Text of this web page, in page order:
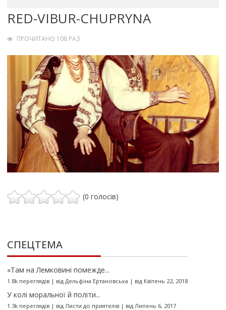
RED-VIBUR-CHUPRYNA
ПРОЧИТАНО 108 РАЗ
(0 голосів)
СПЕЦТЕМА
«Там на Лемковині помежде...
1.8k переглядів| від Дельфіна Ертановська | від Квітень 22, 2018
У колі моральної й політи...
1.3k переглядів| від Листи до приятелів| від Липень 6, 2017